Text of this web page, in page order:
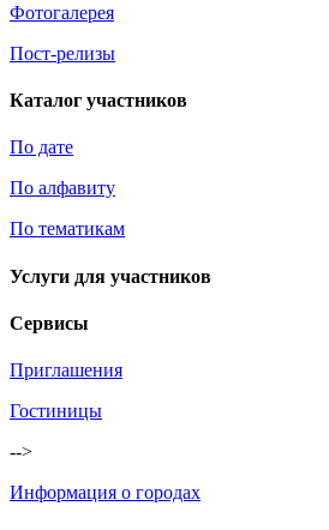
Фотогалерея
Пост-релизы
Каталог участников
По дате
По алфавиту
По тематикам
Услуги для участников
Сервисы
Приглашения
Гостиницы
-->
Информация о городах